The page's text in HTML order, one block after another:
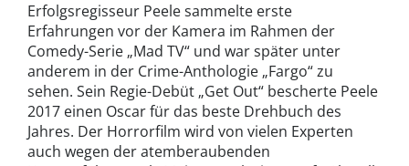
Erfolgsregisseur Peele sammelte erste
Erfahrungen vor der Kamera im Rahmen der
Comedy-Serie „Mad TV“ und war später unter
anderem in der Crime-Anthologie „Fargo“ zu
sehen. Sein Regie-Debüt „Get Out“ bescherte Peele
2017 einen Oscar für das beste Drehbuch des
Jahres. Der Horrorfilm wird von vielen Experten
auch wegen der atemberaubenden